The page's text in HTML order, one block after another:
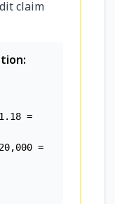
claim
=
=